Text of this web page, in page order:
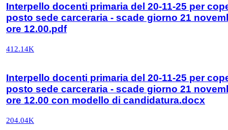
Interpello docenti primaria del 20-11-25 per
posto sede carceraria - scade giorno 21
ore 12.00.pdf
412.14K
Interpello docenti primaria del 20-11-25 per
posto sede carceraria - scade giorno 21
ore 12.00 con modello di candidatura.docx
204.04K